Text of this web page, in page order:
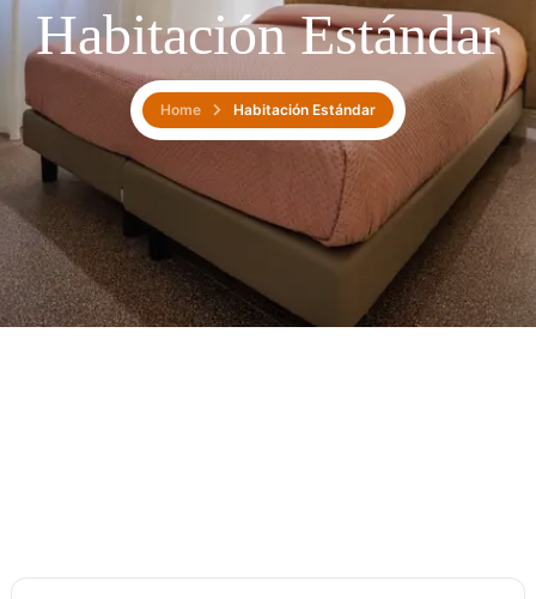
Habitación Estándar
Home Habitación Estándar